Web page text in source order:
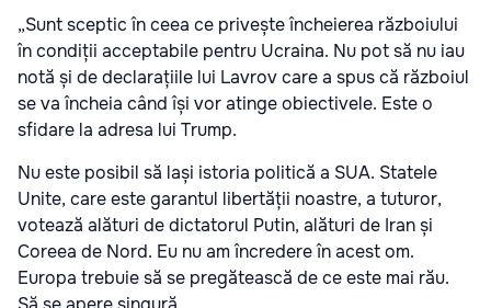
„Sunt sceptic în ceea ce privește încheierea războiului
în condiții acceptabile pentru Ucraina. Nu pot să nu iau
notă și de declarațiile lui Lavrov care a spus că războiul
se va încheia când își vor atinge obiectivele. Este o
sfidare la adresa lui Trump.
Nu este posibil să lași istoria politică a SUA. Statele
Unite, care este garantul libertății noastre, a tuturor,
votează alături de dictatorul Putin, alături de Iran și
Coreea de Nord. Eu nu am încredere în acest om.
Europa trebuie să se pregătească de ce este mai rău.